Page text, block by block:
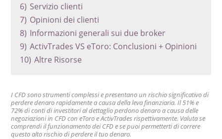
6) Servizio clienti
7) Opinioni dei clienti
8) Informazioni generali sui due broker
9) ActivTrades VS eToro: Conclusioni + Opinioni
10) Altre Risorse
I CFD sono strumenti complessi e presentano un rischio significativo di
perdere denaro rapidamente a causa della leva finanziaria. Il 51% e
72% di conti di investitori al dettaglio perdono denaro a causa delle
negoziazioni in CFD con eToro e ActivTrades rispettivamente. Valuta se
comprendi il funzionamento dei CFD e se puoi permetterti di correre
questo alto rischio di perdere il tuo denaro.